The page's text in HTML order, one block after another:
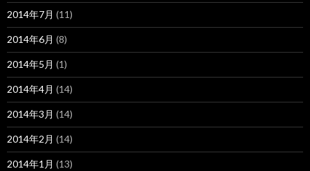
2014年7月 (11)
2014年6月 (8)
2014年5月 (1)
2014年4月 (14)
2014年3月 (14)
2014年2月 (14)
2014年1月 (13)